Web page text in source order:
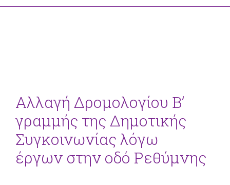
Αλλαγή Δρομολογίου Β’
γραμμής της Δημοτικής
Συγκοινωνίας λόγω
έργων στην οδό Ρεθύμνης